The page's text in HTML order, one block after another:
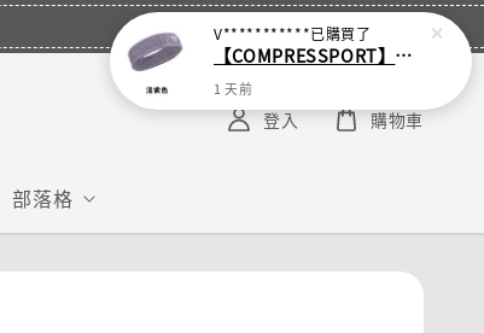
部落格
登入 購物車
V***********已購買了
【COMPRESSPORT】窄版止汗呼吸頭帶2.0_【零碼】
1 天前